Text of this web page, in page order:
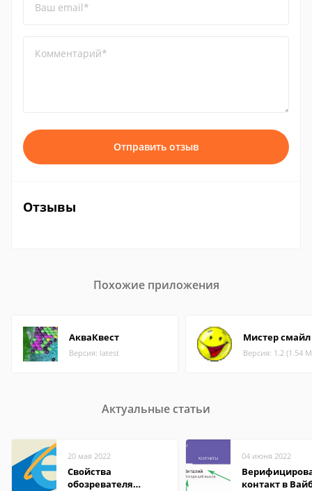
Ваш email*
Комментарий*
Отправить отзыв
Отзывы
Похожие приложения
АкваКвест
Версия: latest
Мистер смайл
Версия: 1.2 (1.54
Актуальные статьи
20 мая 2022
Свойства
обозревателя
04 июня 2022
контакт в